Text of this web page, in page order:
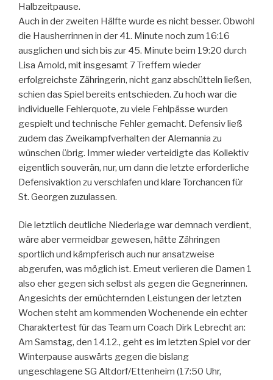
Halbzeitpause.
Auch in der zweiten Hälfte wurde es nicht besser. Obwohl
die Hausherrinnen in der 41. Minute noch zum 16:16
ausglichen und sich bis zur 45. Minute beim 19:20 durch
Lisa Arnold, mit insgesamt 7 Treffern wieder
erfolgreichste Zähringerin, nicht ganz abschütteln ließen,
schien das Spiel bereits entschieden. Zu hoch war die
individuelle Fehlerquote, zu viele Fehlpässe wurden
gespielt und technische Fehler gemacht. Defensiv ließ
zudem das Zweikampfverhalten der Alemannia zu
wünschen übrig. Immer wieder verteidigte das Kollektiv
eigentlich souverän, nur, um dann die letzte erforderliche
Defensivaktion zu verschlafen und klare Torchancen für
St. Georgen zuzulassen.
Die letztlich deutliche Niederlage war demnach verdient,
wäre aber vermeidbar gewesen, hätte Zähringen
sportlich und kämpferisch auch nur ansatzweise
abgerufen, was möglich ist. Erneut verlieren die Damen 1
also eher gegen sich selbst als gegen die Gegnerinnen.
Angesichts der ernüchternden Leistungen der letzten
Wochen steht am kommenden Wochenende ein echter
Charaktertest für das Team um Coach Dirk Lebrecht an:
Am Samstag, den 14.12., geht es im letzten Spiel vor der
Winterpause auswärts gegen die bislang
ungeschlagene SG Altdorf/Ettenheim (17:50 Uhr,